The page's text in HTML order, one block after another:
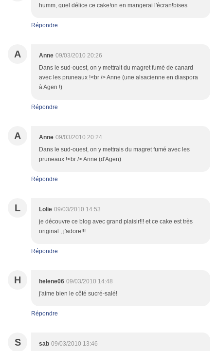
humm, quel délice ce cake!on en mangerai l'écran!bises
Répondre
A Anne 09/03/2010 20:26
Dans le sud-ouest, on y mettrait du magret fumé de canard
avec les pruneaux !<br /> Anne (une alsacienne en diaspora
à Agen !)
Répondre
A Anne 09/03/2010 20:24
Dans le sud-ouest, on y mettrais du magret fumé avec les
pruneaux !<br /> Anne (d'Agen)
Répondre
L Lolie 09/03/2010 14:53
je découvre ce blog avec grand plaisir!!! et ce cake est très
original , j'adore!!!
Répondre
H helene06 09/03/2010 14:48
j'aime bien le côté sucré-salé!
Répondre
S sab 09/03/2010 13:46